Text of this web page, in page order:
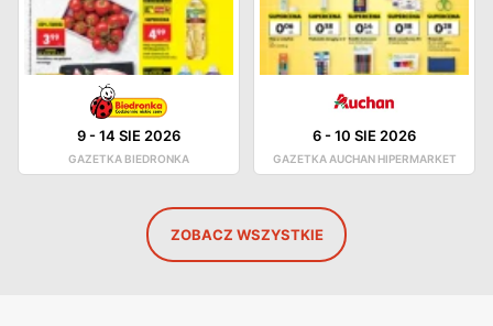
9-14 SIE 2026
GAZETKA BIEDRONKA
6-10 SIE 2026
GAZETKA AUCHAN HIPERMARKET
ZOBACZ WSZYSTKIE